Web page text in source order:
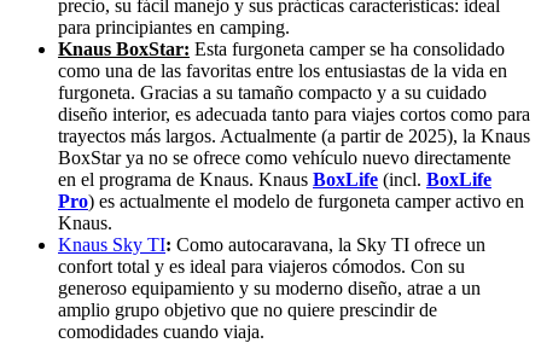
precio, su fácil manejo y sus prácticas características: ideal
para principiantes en camping.
Knaus BoxStar: Esta furgoneta camper se ha consolidado
como una de las favoritas entre los entusiastas de la vida en
furgoneta. Gracias a su tamaño compacto y a su cuidado
diseño interior, es adecuada tanto para viajes cortos como para
trayectos más largos. Actualmente (a partir de 2025), la Knaus
BoxStar ya no se ofrece como vehículo nuevo directamente
en el programa de Knaus. Knaus BoxLife (incl. BoxLife
Pro) es actualmente el modelo de furgoneta camper activo en
Knaus.
Knaus Sky TI: Como autocaravana, la Sky TI ofrece un
confort total y es ideal para viajeros cómodos. Con su
generoso equipamiento y su moderno diseño, atrae a un
amplio grupo objetivo que no quiere prescindir de
comodidades cuando viaja.